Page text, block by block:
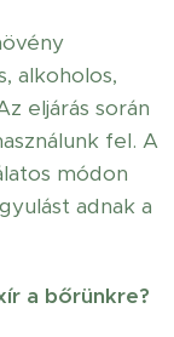
alkoholos,
eljárás során
fel. A
módon
adnak a
a bőrünkre?